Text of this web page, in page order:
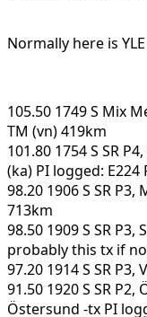
Normally here is
105.50 1749 S Mix
TM (vn) 419km
101.80 1754 S SR
(ka) PI logged:
98.20 1906 S SR
713km
98.50 1909 S SR
probably this tx if
97.20 1914 S SR
91.50 1920 S SR
Östersund -tx PI